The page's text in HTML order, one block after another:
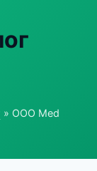
» ООО Med